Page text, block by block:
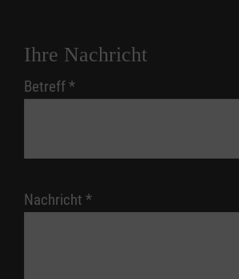
Ihre Nachricht
Betreff*
Nachricht *